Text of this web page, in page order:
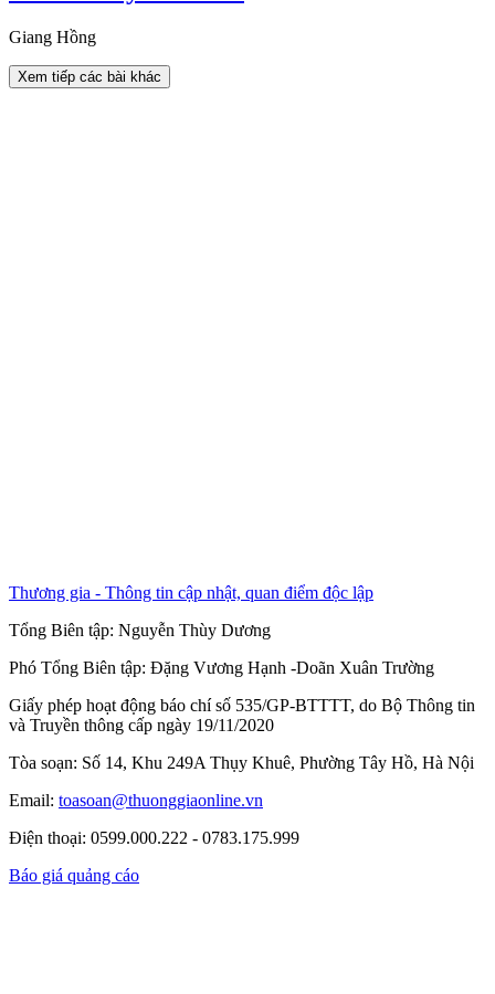
Giang Hồng
Xem tiếp các bài khác
Thương gia - Thông tin cập nhật, quan điểm độc lập
Tổng Biên tập: Nguyễn Thùy Dương
Phó Tổng Biên tập: Đặng Vương Hạnh -Doãn Xuân Trường
Giấy phép hoạt động báo chí số 535/GP-BTTTT, do Bộ Thông tin
và Truyền thông cấp ngày 19/11/2020
Tòa soạn: Số 14, Khu 249A Thụy Khuê, Phường Tây Hồ, Hà Nội
Email: toasoan@thuonggiaonline.vn
Điện thoại: 0599.000.222 - 0783.175.999
Báo giá quảng cáo